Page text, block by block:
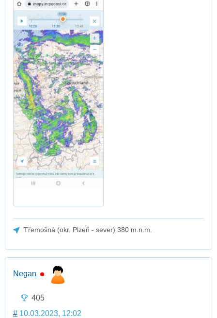
Třemošná (okr. Plzeň - sever) 380 m.n.m.
Negan
405
# 10.03.2023, 12:02